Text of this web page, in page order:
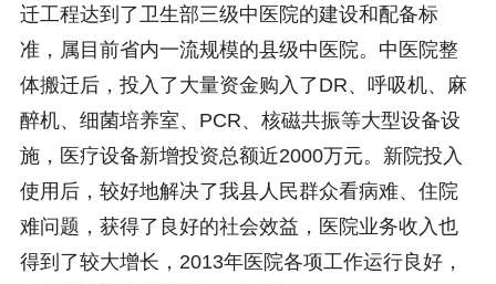
迁工程达到了卫生部三级中医院的建设和配备标
准，属目前省内一流规模的县级中医院。中医院整
体搬迁后，投入了大量资金购入了DR、呼吸机、麻
醉机、细菌培养室、PCR、核磁共振等大型设备设
施，医疗设备新增投资总额近2000万元。新院投入
使用后，较好地解决了我县人民群众看病难、住院
难问题，获得了良好的社会效益，医院业务收入也
得到了较大增长，2013年医院各项工作运行良好，